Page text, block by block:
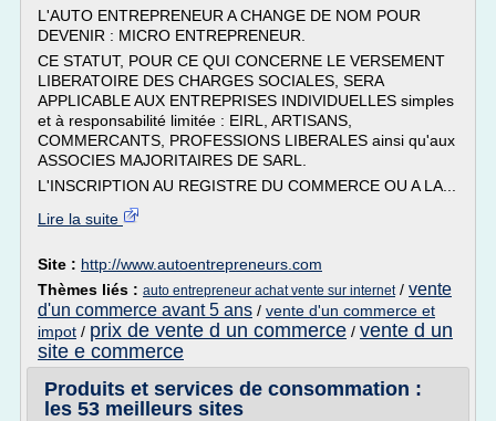
L'AUTO ENTREPRENEUR A CHANGE DE NOM POUR
DEVENIR : MICRO ENTREPRENEUR.
CE STATUT, POUR CE QUI CONCERNE LE VERSEMENT
LIBERATOIRE DES CHARGES SOCIALES, SERA
APPLICABLE AUX ENTREPRISES INDIVIDUELLES simples
et à responsabilité limitée : EIRL, ARTISANS,
COMMERCANTS, PROFESSIONS LIBERALES ainsi qu'aux
ASSOCIES MAJORITAIRES DE SARL.
L'INSCRIPTION AU REGISTRE DU COMMERCE OU A LA...
Lire la suite
Site : http://www.autoentrepreneurs.com
Thèmes liés : auto entrepreneur achat vente sur internet/ vente
d'un commerce avant 5 ans / vente d'un commerce et
impot / prix de vente d un commerce / vente d un
site e commerce
Produits et services de consommation :
les 53 meilleurs sites